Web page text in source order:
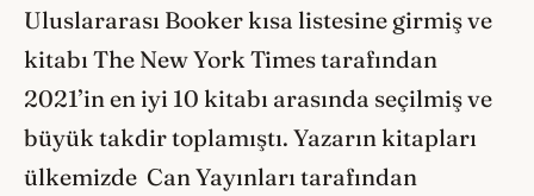
Uluslararası Booker kısa listesine girmiş ve
kitabı The New York Times tarafından
2021’in en iyi 10 kitabı arasında seçilmiş ve
büyük takdir toplamıştı. Yazarın kitapları
ülkemizde Can Yayınları tarafından